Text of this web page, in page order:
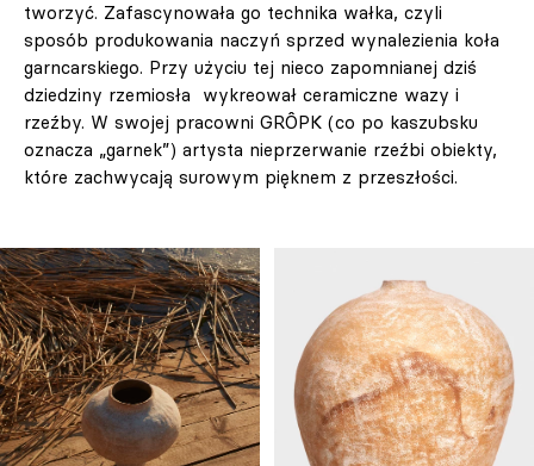
tworzyć. Zafascynowała go technika wałka, czyli
sposób produkowania naczyń sprzed wynalezienia koła
garncarskiego. Przy użyciu tej nieco zapomnianej dziś
dziedziny rzemiosła wykreował ceramiczne wazy i
rzeźby. W swojej pracowni GRÔPK (co po kaszubsku
oznacza „garnek”) artysta nieprzerwanie rzeźbi obiekty,
które zachwycają surowym pięknem z przeszłości.